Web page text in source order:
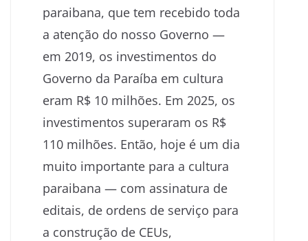
paraibana, que tem recebido toda
a atenção do nosso Governo —
em 2019, os investimentos do
Governo da Paraíba em cultura
eram R$ 10 milhões. Em 2025, os
investimentos superaram os R$
110 milhões. Então, hoje é um dia
muito importante para a cultura
paraibana — com assinatura de
editais, de ordens de serviço para
a construção de CEUs,